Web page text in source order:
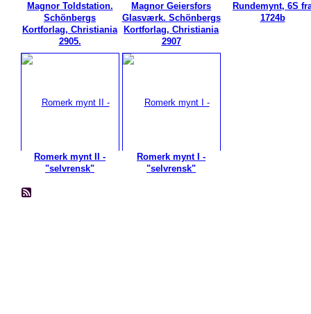
Magnor Toldstation.
Schönbergs
Kortforlag, Christiania
2905.
Magnor Geiersfors
Glasværk. Schönbergs
Kortforlag, Christiania
2907
Rundemynt, 6S
1724b
Romerk mynt II -
"selvrensk"
Romerk mynt I -
"selvrensk"